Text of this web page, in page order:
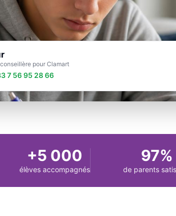
pour Clamart
7 56 95 28 66
+5 000
élèves accompagnés
97%
de parents satisfaits